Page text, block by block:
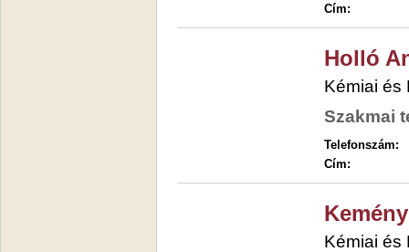
Cím:
Holló
Kémiai és
Szakmai
Telefonszám:
Cím:
Kémiai és